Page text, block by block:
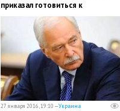
приказал готовиться к
территориальной обороне
27 января 2016, 19:10 —Украина